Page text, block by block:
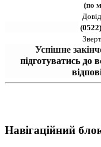
(по
Успішне
підготуватись до
Навігаційний